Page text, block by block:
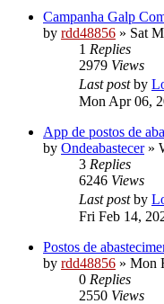
Campanha Galp
by rdd48856 » Sat
1 Replies
2979 Views
Last postby
Mon Apr 06,
App de postos de
by Ondeabastecer»
3 Replies
6246 Views
Last postby
Fri Feb 14,
Postos de
by rdd48856 » Mon
0 Replies
2550 Views